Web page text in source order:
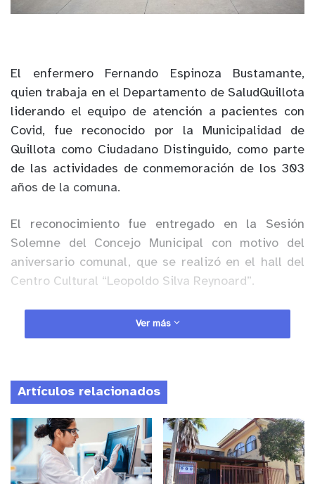
El enfermero Fernando Espinoza Bustamante,
quien trabaja en el Departamento de SaludQuillota
liderando el equipo de atención a pacientes con
Covid, fue reconocido por la Municipalidad de
Quillota como Ciudadano Distinguido, como parte
de las actividades de conmemoración de los 303
años de la comuna.
El reconocimiento fue entregado en la Sesión
Solemne del Concejo Municipal con motivo del
aniversario comunal, que se realizó en el hall del
Centro Cultural “Leopoldo Silva Reynoard”.
Anuncio Patrocinado
Fernando Espinoza Bustamante es un enfermero
que incluye misiones humanitarias en Chile y el
extranjero, participando en el rescate y
recuperación de víctimas de catástrofes naturales
en diversos lugares del mundo.
Este año se incorporó a SaludQuillota,
Ver más
Artículos relacionados